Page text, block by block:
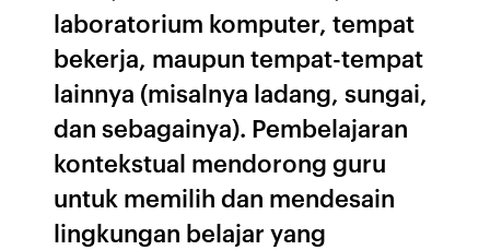
laboratorium komputer, tempat
bekerja, maupun tempat-tempat
lainnya (misalnya ladang, sungai,
dan sebagainya). Pembelajaran
kontekstual mendorong guru
untuk memilih dan mendesain
lingkungan belajar yang